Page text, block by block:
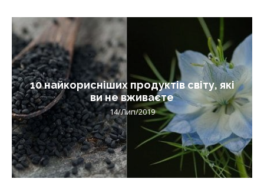
10 найкорисніших продуктів світу, які
ви не вживаєте
14/Лип/2019